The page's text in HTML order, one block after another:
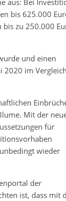
aus: Bei
bis 625.000
bis zu 250.000
und einen
2020 im
Mit der
für
wieder
der
ist, dass mit